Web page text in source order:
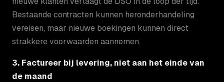
Bestaande contracten kunnen heronderhandeling
vereisen, maar nieuwe boekingen kunnen direct
strakkere voorwaarden aannemen.
3. Factureer bij levering, niet aan het einde van
de maand